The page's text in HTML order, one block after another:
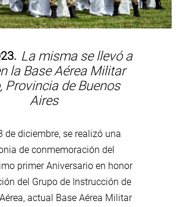
La misma se llevó a
la Base Aérea Militar
Provincia de Buenos
Aires
de diciembre, se realizó una
de conmemoración del
primer Aniversario en honor
del Grupo de Instrucción de
actual Base Aérea Militar